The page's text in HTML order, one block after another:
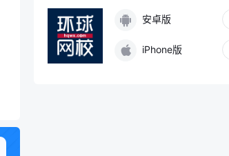
安卓版
iPhone版
我是你的专属AI老师
在学习过程中有任何问题都可